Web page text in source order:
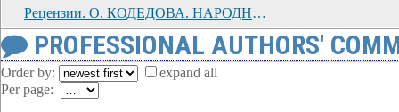
Рецензии. О. КОДЕДОВА. НАРОДНОЕ ДВИЖЕНИЕ И ОТКЛИК НА ПЕРВУЮ РОССИЙСКУЮ РЕВОЛЮЦИЮ В ЧЕШСКИХ ЗЕМЛЯХ В 1905 - 1907 гг.
PROFESSIONAL AUTHORS'
Order by:
expand all
Per page: